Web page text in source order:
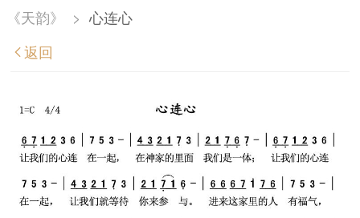
首页
宗教法规
教区简介
教会圣月
《天韵》 > 心连心
返回